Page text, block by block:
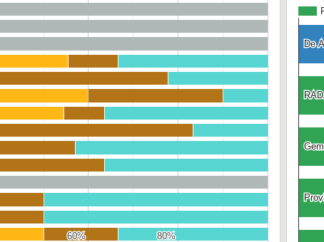
60%
60% 80%
80%
De
De